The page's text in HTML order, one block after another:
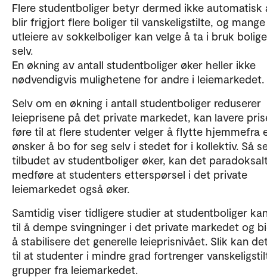
Flere studentboliger betyr dermed ikke automatisk
blir frigjort flere boliger til vanskeligstilte, og mange
utleiere av sokkelboliger kan velge å ta i bruk
selv.
En økning av antall studentboliger øker heller ikke
nødvendigvis mulighetene for andre i leiemarkedet.
Selv om en økning i antall studentboliger reduserer
leieprisene på det private markedet, kan lavere
føre til at flere studenter velger å flytte hjemmefra
ønsker å bo for seg selv i stedet for i kollektiv. Så
tilbudet av studentboliger øker, kan det
medføre at studenters etterspørsel i det private
leiemarkedet også øker.
Samtidig viser tidligere studier at studentboliger
til å dempe svingninger i det private markedet og
å stabilisere det generelle leieprisnivået. Slik kan
til at studenter i mindre grad fortrenger
grupper fra leiemarkedet.